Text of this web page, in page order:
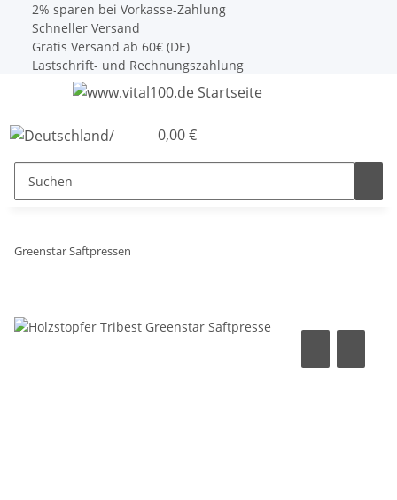
2% sparen bei Vorkasse-Zahlung
Schneller Versand
Gratis Versand ab 60€ (DE)
Lastschrift- und Rechnungszahlung
0,00 €
Greenstar Saftpressen